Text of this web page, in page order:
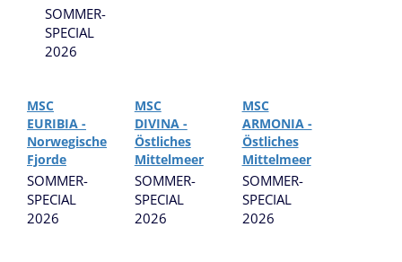
SOMMER-
SPECIAL
2026
MSC
EURIBIA -
Norwegische
Fjorde
SOMMER-
SPECIAL
2026
MSC
DIVINA -
Östliches
Mittelmeer
SOMMER-
SPECIAL
2026
MSC
ARMONIA -
Östliches
Mittelmeer
SOMMER-
SPECIAL
2026